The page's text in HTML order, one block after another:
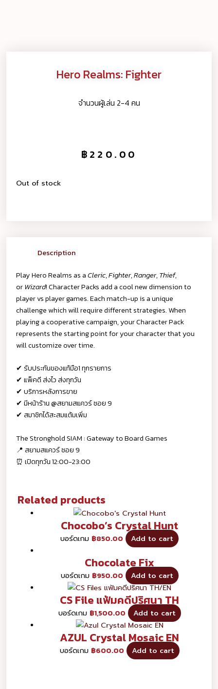
Hero Realms: Fighter
จำนวนผู้เล่น 2-4 คน
฿ 220.00
Out of stock
Description
Play Hero Realms as aCleric,Fighter,Ranger,Thief,
orWizard! Character Packs add a cool new dimension to
player vs player games. Each match-up is a unique
challenge which will require different strategies. When
playing a cooperative campaign, your Character Pack
represents the starting point for your character that you
will customize over time.
✔ รับประกันของแท้มือ1 ทุกรายการ
✔ แพ็คดี ส่งไว ส่งทุกวัน
✔ บริการหลังการขาย
✔ มีหน้าร้าน @สยามสแควร์ ซอย 9
✔ สมาชิกได้สะสมแต้มเพิ่ม
The Stronghold SIAM : Gateway to Board Games
📍 สยามสแควร์ ซอย 9
⏰ เปิดทุกวัน 12:00-23:00
Related products
Chocobo’s Crystal Hunt
บอร์ดเกม ฿850.00 Add to cart
Chocolate Fix
บอร์ดเกม ฿950.00 Add to cart
CS File แฟ้มคดีปริศนา TH
บอร์ดเกม ฿1,500.00 Add to cart
AZUL Crystal Mosaic EN
บอร์ดเกม ฿600.00 Add to cart